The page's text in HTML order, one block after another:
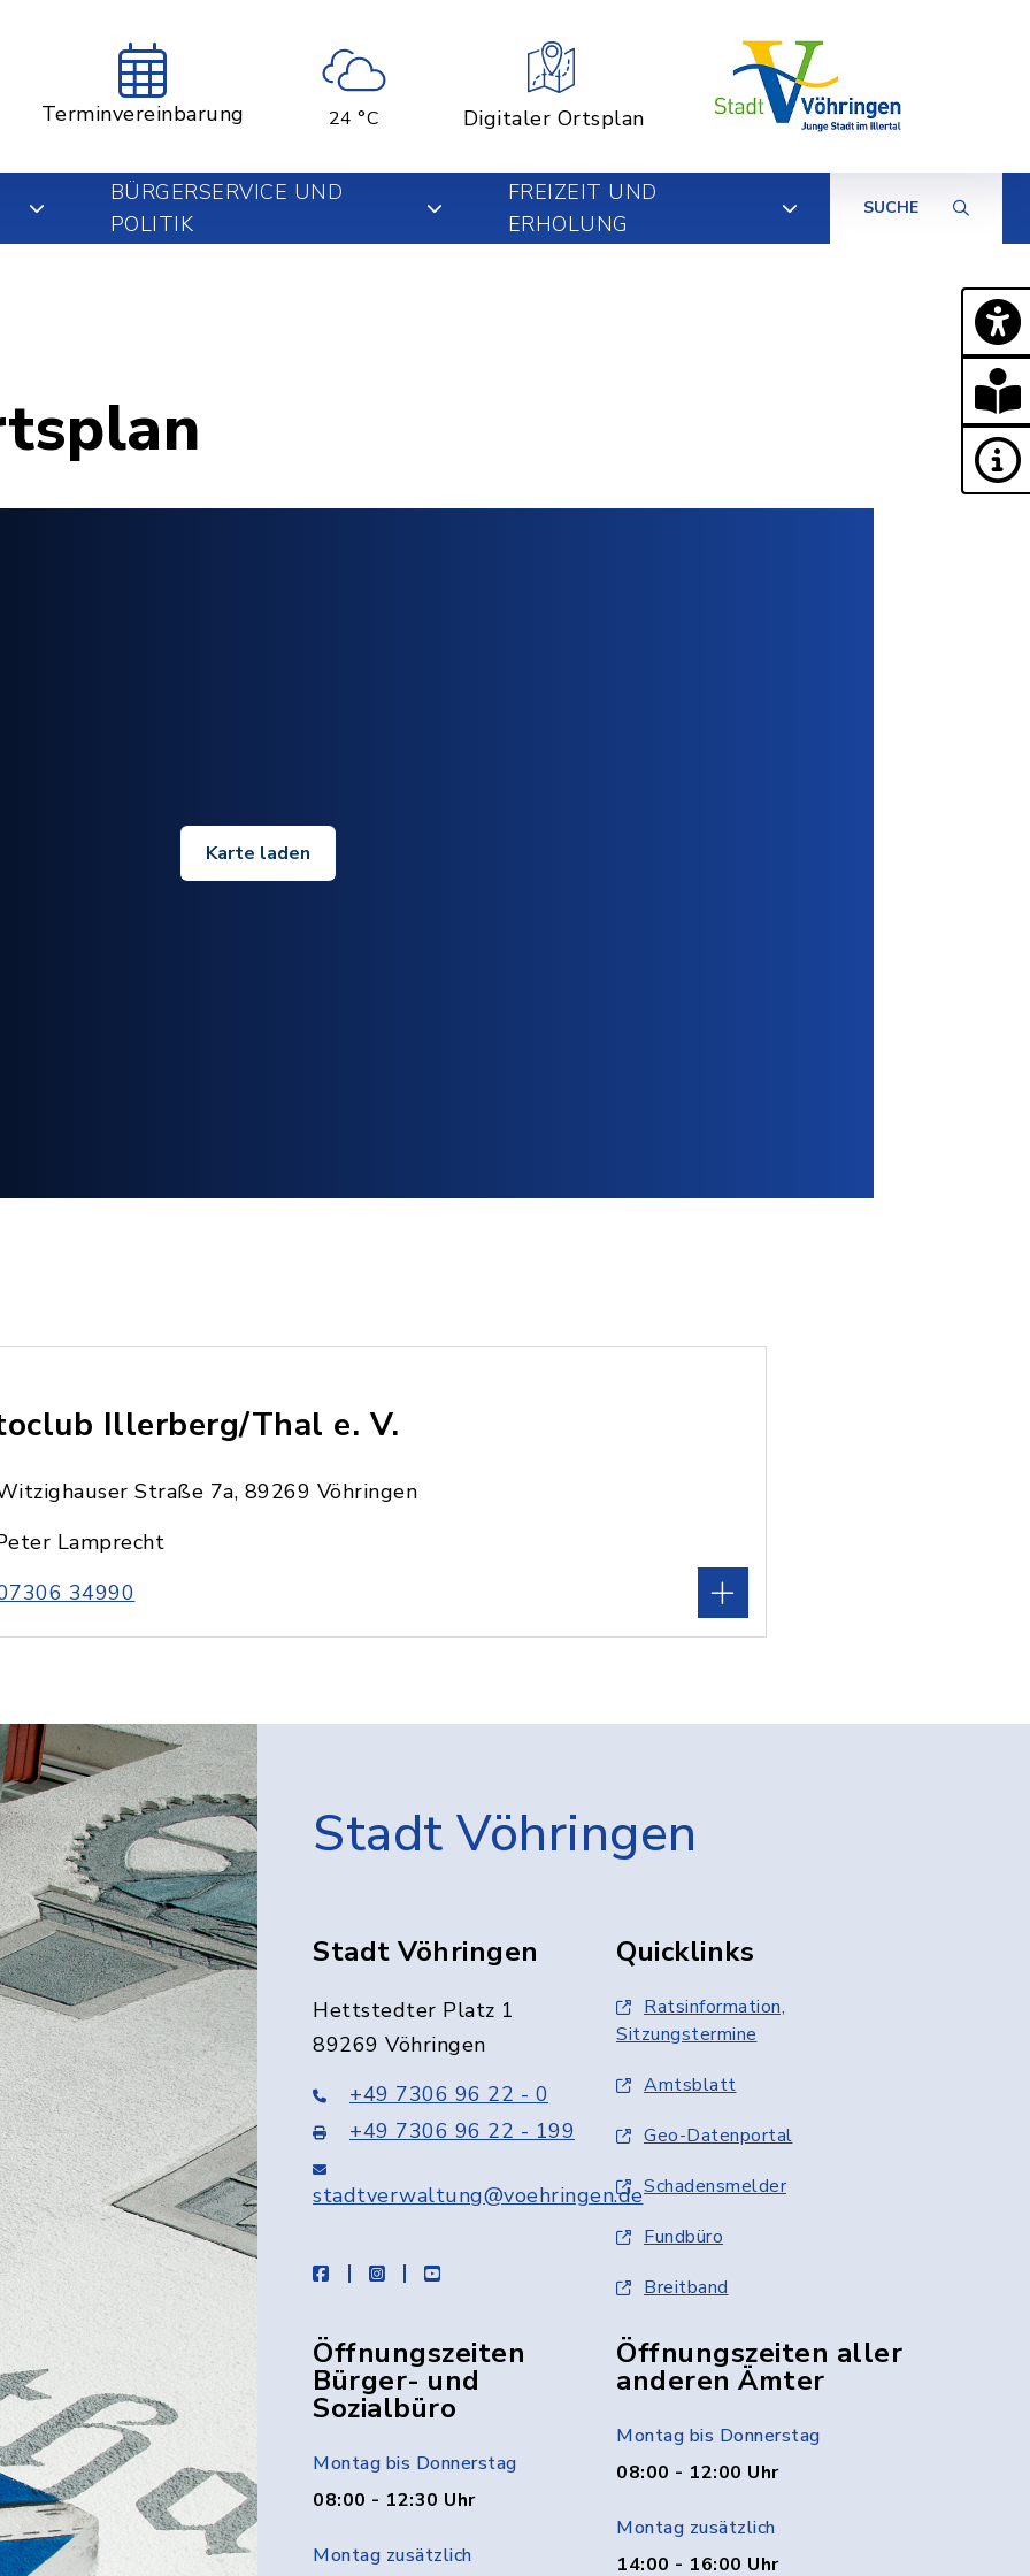
Terminvereinbarung 24 °C Digitaler Ortsplan
BÜRGERSERVICE UND
POLITIK
FREIZEIT UND
ERHOLUNG
SUCHE
Karte laden
Illerberg/Thal e. V.
Straße 7a, 89269 Vöhringen
Lamprecht
34990
Stadt Vöhringen
Stadt Vöhringen
Hettstedter Platz 1
89269 Vöhringen
+49 7306 96 22 - 0
+49 7306 96 22 - 199
stadtverwaltung@voehringen.de
facebookinstagramyoutube
Quicklinks
Ratsinformation,
Sitzungstermine
Amtsblatt
Geo-Datenportal
Schadensmelder
Fundbüro
Breitband
Öffnungszeiten
Bürger- und
Sozialbüro
Montag bis Donnerstag
08:00 - 12:30 Uhr
Montag zusätzlich
Öffnungszeiten aller
anderen Ämter
Montag bis Donnerstag
08:00 - 12:00 Uhr
Montag zusätzlich
14:00 - 16:00 Uhr